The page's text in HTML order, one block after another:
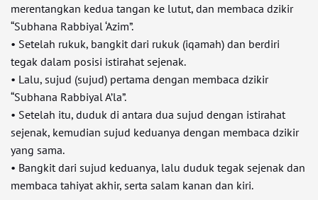
merentangkan kedua tangan ke lutut, dan membaca dzikir
“Subhana Rabbiyal ‘Azim”.
• Setelah rukuk, bangkit dari rukuk (iqamah) dan berdiri
tegak dalam posisi istirahat sejenak.
• Lalu, sujud (sujud) pertama dengan membaca dzikir
“Subhana Rabbiyal A’la”.
• Setelah itu, duduk di antara dua sujud dengan istirahat
sejenak, kemudian sujud keduanya dengan membaca dzikir
yang sama.
• Bangkit dari sujud keduanya, lalu duduk tegak sejenak dan
membaca tahiyat akhir, serta salam kanan dan kiri.